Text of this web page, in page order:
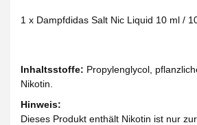
1 x Dampfdidas Salt Nic Liquid 10 ml /
Inhaltsstoffe: Propylenglycol,
Nikotin.
Hinweis:
Dieses Produkt enthält Nikotin ist nur